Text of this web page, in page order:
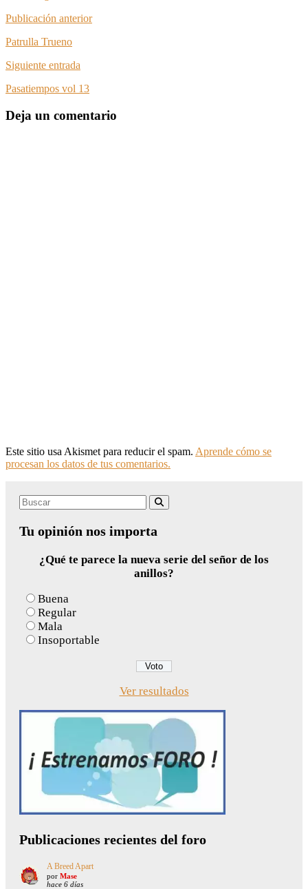
Publicación anterior
Patrulla Trueno
Siguiente entrada
Pasatiempos vol 13
Deja un comentario
Este sitio usa Akismet para reducir el spam. Aprende cómo se
procesan los datos de tus comentarios.
Search
Tu opinión nos importa
¿Qué te parece la nueva serie del señor de los
anillos?
Buena
Regular
Mala
Insoportable
Ver resultados
Publicaciones recientes del foro
A Breed Apart
por Mase
hace 6 días